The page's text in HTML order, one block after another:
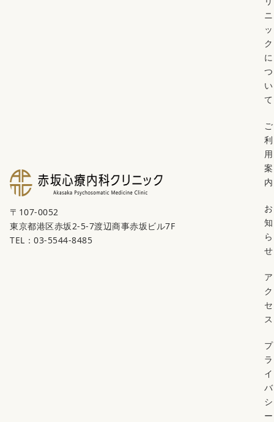
〒107-0052
東京都港区赤坂2-5-7渡辺商事赤坂ビル7F
TEL：03-5544-8485
ニ
ッ
ク
に
つ
い
て
ご
利
用
案
内
お
知
ら
せ
ア
ク
セ
ス
プ
ラ
イ
バ
シ
ー